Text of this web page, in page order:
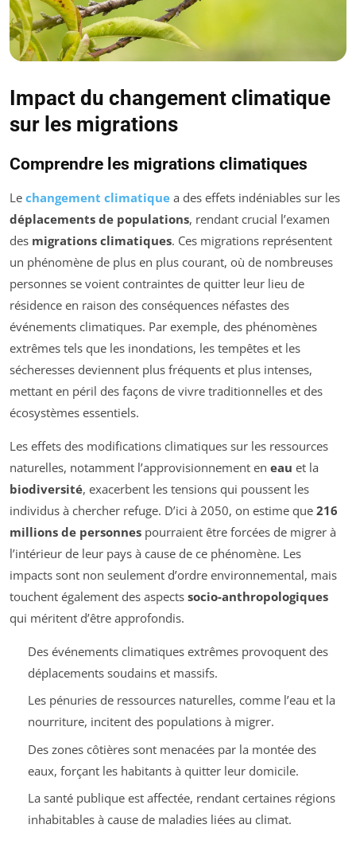
Impact du changement climatique
sur les migrations
Comprendre les migrations climatiques
Le changement climatique a des effets indéniables sur les
déplacements de populations, rendant crucial l’examen
des migrations climatiques. Ces migrations représentent
un phénomène de plus en plus courant, où de nombreuses
personnes se voient contraintes de quitter leur lieu de
résidence en raison des conséquences néfastes des
événements climatiques. Par exemple, des phénomènes
extrêmes tels que les inondations, les tempêtes et les
sécheresses deviennent plus fréquents et plus intenses,
mettant en péril des façons de vivre traditionnelles et des
écosystèmes essentiels.
Les effets des modifications climatiques sur les ressources
naturelles, notamment l’approvisionnement en eau et la
biodiversité, exacerbent les tensions qui poussent les
individus à chercher refuge. D’ici à 2050, on estime que 216
millions de personnes pourraient être forcées de migrer à
l’intérieur de leur pays à cause de ce phénomène. Les
impacts sont non seulement d’ordre environnemental, mais
touchent également des aspects socio-anthropologiques
qui méritent d’être approfondis.
Des événements climatiques extrêmes provoquent des
déplacements soudains et massifs.
Les pénuries de ressources naturelles, comme l’eau et la
nourriture, incitent des populations à migrer.
Des zones côtières sont menacées par la montée des
eaux, forçant les habitants à quitter leur domicile.
La santé publique est affectée, rendant certaines régions
inhabitables à cause de maladies liées au climat.